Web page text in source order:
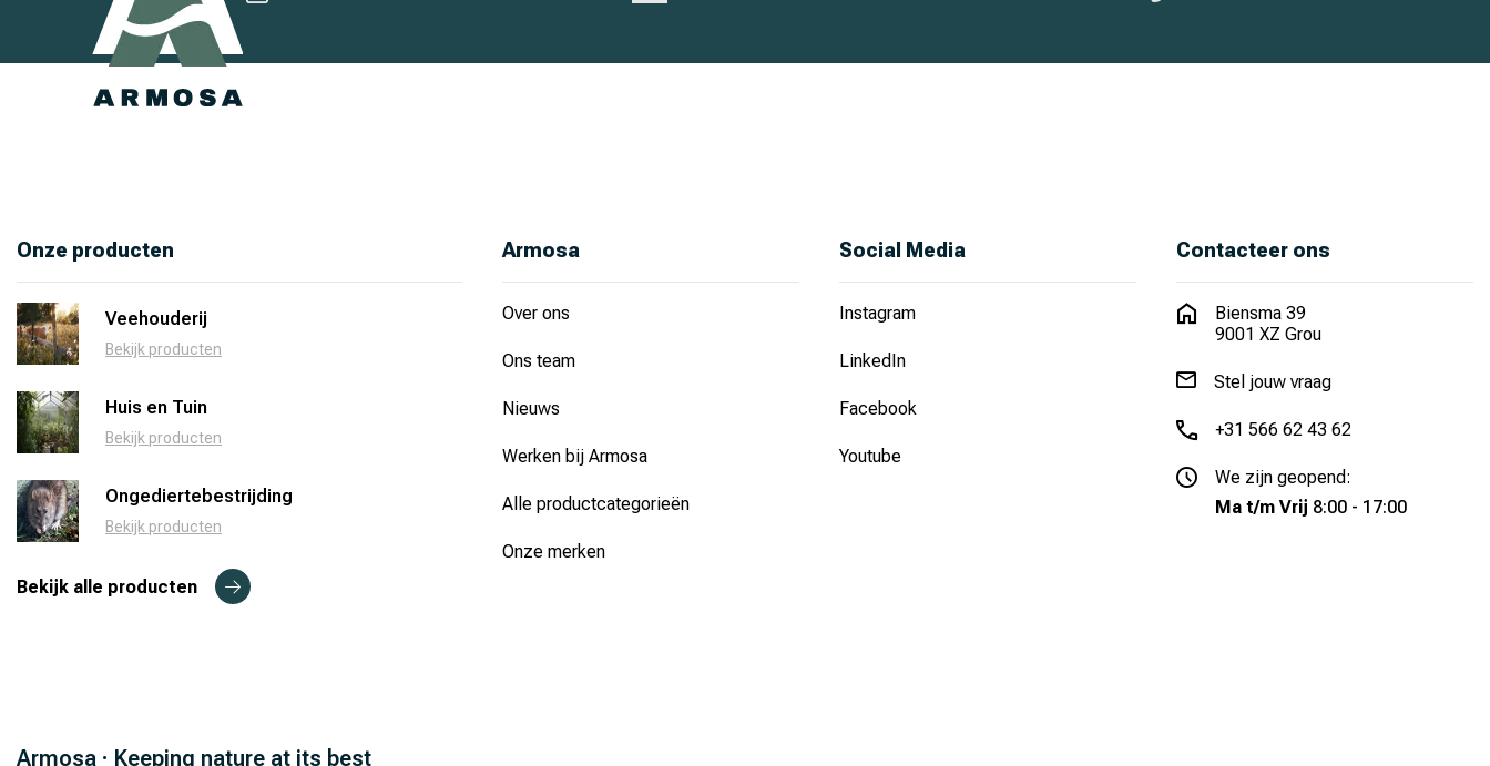
Onze producten
Veehouderij
Bekijk producten
Huis en Tuin
Bekijk producten
Ongediertebestrijding
Bekijk producten
Bekijk alle producten
Armosa
Over ons
Ons team
Nieuws
Werken bij Armosa
Alle productcategorieën
Onze merken
Social Media
Instagram
LinkedIn
Facebook
Youtube
Contacteer ons
Biensma 39
9001 XZ Grou
Stel jouw vraag
+31 566 62 43 62
We zijn geopend:
Ma t/m Vrij 8:00 - 17:00
Armosa · Keeping nature at its best